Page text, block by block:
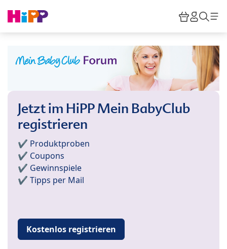
HiPP
Jetzt im HiPP Mein BabyClub
registrieren
✔️ Produktproben
✔️ Coupons
✔️ Gewinnspiele
✔️ Tipps per Mail
Kostenlos registrieren